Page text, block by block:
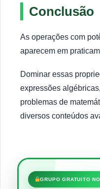
Conclusão
As operações com
aparecem em
Dominar essas
expressões
problemas de
diversos conteúdos
GRUPO GRATUITO